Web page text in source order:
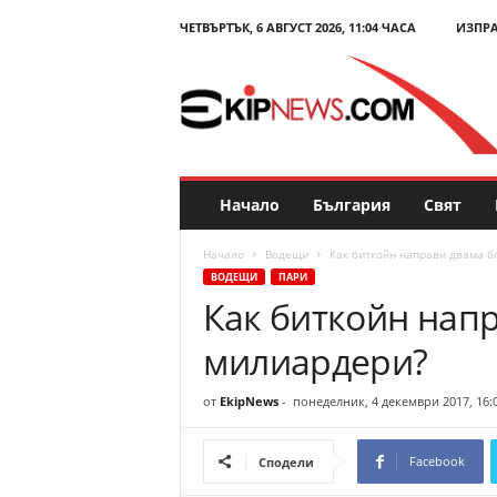
ЧЕТВЪРТЪК, 6 АВГУСТ 2026, 11:04 ЧАСА
E
p
N
н
Начало България Свят
Начало Водещи Как биткойн направи двама
ВОДЕЩИ ПАРИ
Как биткойн
милиардери?
от EkipNews- понеделник, 4 декември 2017,
Сподели Facebook